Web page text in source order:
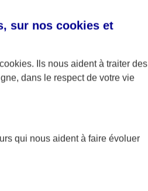
sur nos cookies et
cookies. Ils nous aident à traiter des
dans le respect de votre vie
qui nous aident à faire évoluer